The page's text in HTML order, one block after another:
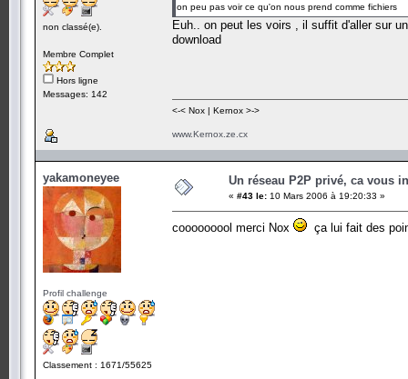
non classé(e).
Membre Complet
Hors ligne
Messages: 142
on peu pas voir ce qu'on nous prend comme fichiers
Euh.. on peut les voirs , il suffit d'aller sur
download
<-< Nox | Kernox >->
www.Kernox.ze.cx
yakamoneyee
Profil challenge
Classement : 1671/55625
Un réseau P2P privé, ca vous
« #43 le: 10 Mars 2006 à 19:20:33 »
cooooooool merci Nox ça lui fait des